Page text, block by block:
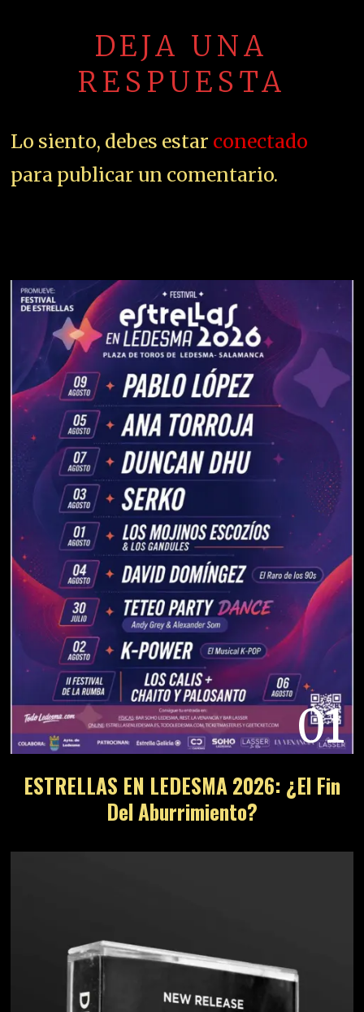
DEJA UNA
RESPUESTA
Lo siento, debes estar conectado
para publicar un comentario.
01
ESTRELLAS EN LEDESMA 2026: ¿El Fin
Del Aburrimiento?